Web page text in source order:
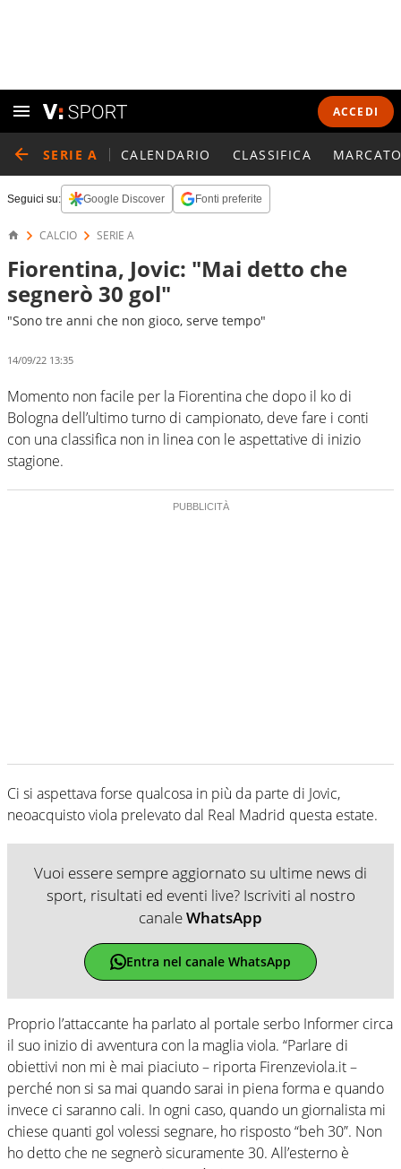
ACCEDI
SERIE A CALENDARIO CLASSIFICA
Seguici su: Google Discover Fonti preferite
CALCIO SERIE A
Fiorentina, Jovic: "Mai detto che
segnerò 30 gol"
"Sono tre anni che non gioco, serve tempo"
14/09/22 13:35
Momento non facile per la Fiorentina che dopo il ko di
Bologna dell’ultimo turno di campionato, deve fare i conti
con una classifica non in linea con le aspettative di inizio
stagione.
Ci si aspettava forse qualcosa in più da parte di Jovic,
neoacquisto viola prelevato dal Real Madrid questa estate.
Vuoi essere sempre aggiornato su ultime news di
sport, risultati ed eventi live? Iscriviti al nostro
canaleWhatsApp
Entra nel canale WhatsApp
Proprio l’attaccante ha parlato al portale serbo Informer circa
il suo inizio di avventura con la maglia viola. “Parlare di
obiettivi non mi è mai piaciuto – riporta Firenzeviola.it –
perché non si sa mai quando sarai in piena forma e quando
invece ci saranno cali. In ogni caso, quando un giornalista mi
chiese quanti gol volessi segnare, ho risposto “beh 30”. Non
ho detto che ne segnerò sicuramente 30. All’esterno è